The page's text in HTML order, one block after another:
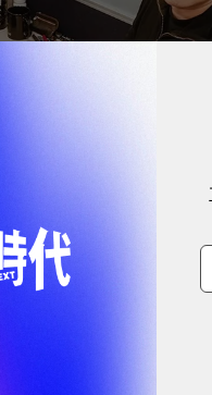
（右2）為耐能智慧創辦人暨
求援才化解危機